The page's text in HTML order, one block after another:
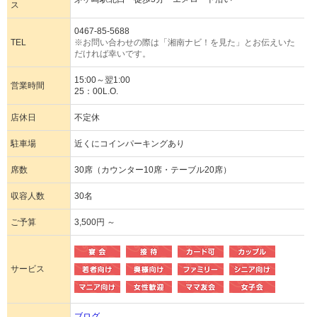
ス
TEL
0467-85-5688
※お問い合わせの際は「湘南ナビ！を見た」とお伝えいた
だければ幸いです。
営業時間
15:00～翌1:00
25：00L.O.
店休日 不定休
駐車場 近くにコインパーキングあり
席数 30席（カウンター10席・テーブル20席）
収容人数 30名
ご予算 3,500円 ～
サービス